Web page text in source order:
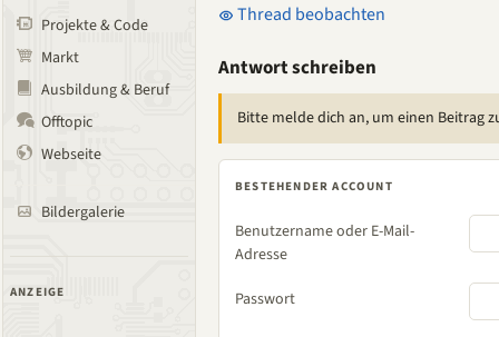
Projekte & Code
Markt
Ausbildung & Beruf
Offtopic
Webseite
Bildergalerie
ANZEIGE
Thread beobachten
Antwort schreiben
Bitte melde dich an, um einen Beitrag
BESTEHENDER ACCOUNT
Benutzername oder E-Mail-
Adresse
Passwort